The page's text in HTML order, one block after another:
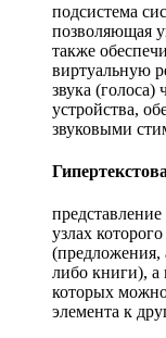
подсистема
позволяющая
также
виртуальную
звука (голоса)
устройства,
звуковыми
узлах
(предложения,
либо книги),
которых можно
элемента к